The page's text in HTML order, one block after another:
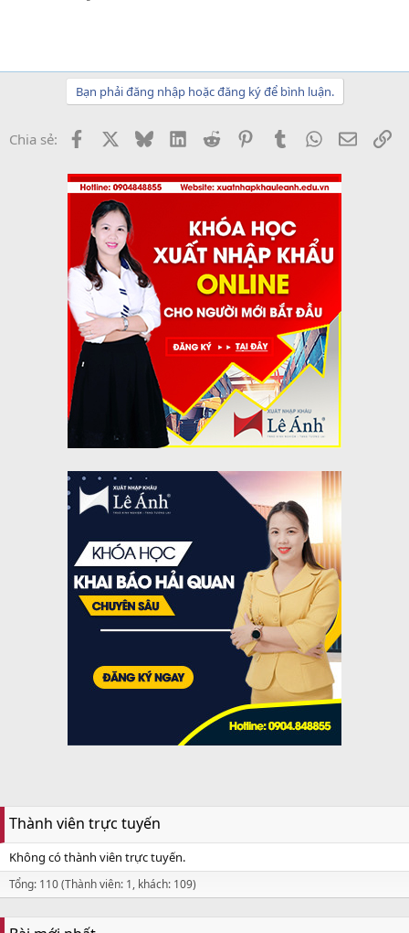
Bạn phải đăng nhập hoặc đăng ký để bình luận.
Chia sẻ: Facebook BlueskyLinkedInReddit PinterestTumblrWhatsApp
Email
Thành viên trực tuyến
Không có thành viên trực tuyến.
Tổng: 110 (Thành viên: 1, khách: 109)